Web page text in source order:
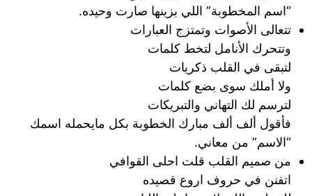
“اسم المخطوبة” اللي بزينها صارت وحيده.
تتعالى الأصوات وتمتزج العبارات
وتتحرك الأنامل لتخط كلمات
لتبقى في القلب ذكريات
ولا أملك سوى بضع كلمات
لترسم لك التهاني والتبريكات
فأقول ألف ألف مبارك الخطوبة بكل مايحمله اسمك
“الاسم” من معاني.
من صميم القلب قلت احلى القوافي
اتفنن في حروف اروع قصيده